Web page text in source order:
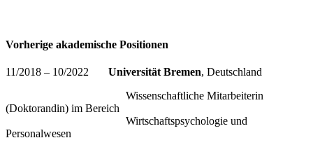
Vorherige akademische Positionen
11/2018 – 10/2022 Universität Bremen, Deutschland
Wissenschaftliche Mitarbeiterin
(Doktorandin) im Bereich
Wirtschaftspsychologie und
Personalwesen